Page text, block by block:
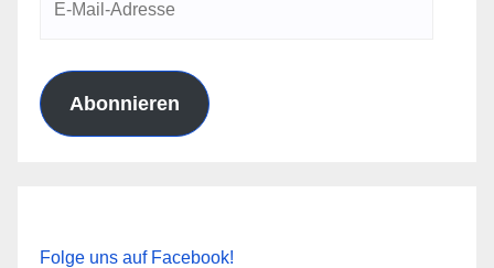
Abonnieren
Folge uns auf Facebook!